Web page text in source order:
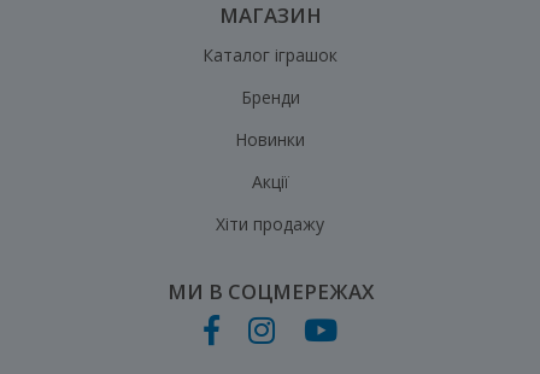
МАГАЗИН
Каталог іграшок
Бренди
Новинки
Акції
Хіти продажу
МИ В СОЦМЕРЕЖАХ